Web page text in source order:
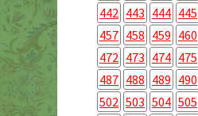
442 443 444 445
457 458 459 460
472 473 474 475
487 488 489 490
502 503 504 505